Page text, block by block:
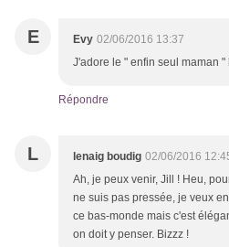
E Evy 02/06/2016 13:37
J'adore le " enfin seul maman
Répondre
L lenaig boudig 02/06/2016
Ah, je peux venir, Jill ! Heu,
ne suis pas pressée, je veux
ce bas-monde mais c'est
on doit y penser. Bizzz !